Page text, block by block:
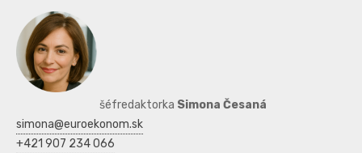
šéfredaktorka Simona Česaná
simona@euroekonom.sk
+421 907 234 066